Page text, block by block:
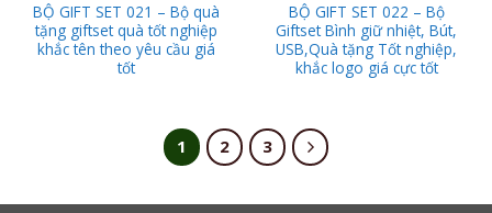
BỘ GIFT SET 021 – Bộ quà
tặng giftset quà tốt nghiệp
khắc tên theo yêu cầu giá
tốt
BỘ GIFT SET 022 – Bộ
Giftset Bình giữ nhiệt, Bút,
USB,Quà tặng Tốt nghiệp,
khắc logo giá cực tốt
1 2 3